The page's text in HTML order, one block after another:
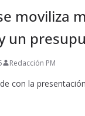
moviliza
un
Redacción PM
con la